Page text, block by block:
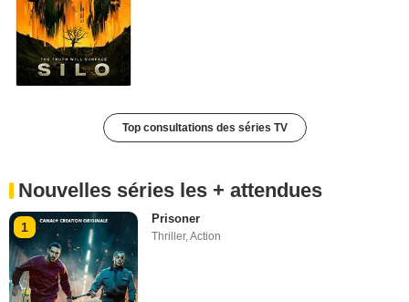
Top consultations des séries TV
Nouvelles séries les + attendues
1
Prisoner
Thriller,Action